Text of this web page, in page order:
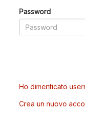
Password
Ho dimenticato
Crea un nuovo